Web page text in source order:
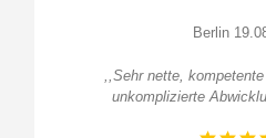
Berlin
,,Sehr nette,
unkomplizierte